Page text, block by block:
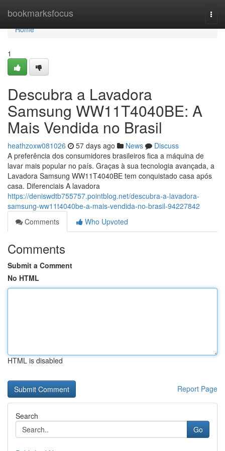
bookmarksfocus
Home
Home
1
Descubra a Lavadora
Samsung WW11T4040BE: A
Mais Vendida no Brasil
heathzoxw081026 57 days ago News
Discuss
A preferência dos consumidores brasileiros fica a máquina de
lavar mais popular no país. Graças à sua tecnologia avançada, a
Lavadora Samsung WW11T4040BE tem conquistado casa após
casa. Diferenciais A lavadora
https://deniswdtb755757.pointblog.net/descubra-a-lavadora-
samsung-ww11t4040be-a-mais-vendida-no-brasil-94227842
Comments
Who Upvoted
Comments
Submit a Comment
No HTML
HTML is disabled
Report Page
Search
Go